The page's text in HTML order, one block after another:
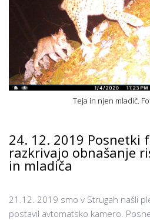
Teja in njen mladič.
24. 12. 2019 Posnetki
razkrivajo obnašanje
in mladiča
21.12. 2019 smo v Strugah našli
postavil avtomatsko kamero.